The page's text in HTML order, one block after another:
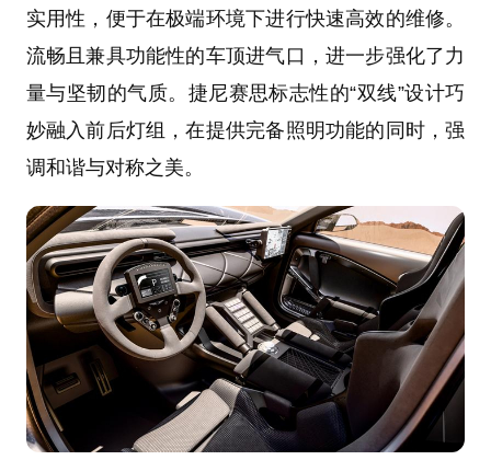
实用性，便于在极端环境下进行快速高效的维修。
流畅且兼具功能性的车顶进气口，进一步强化了力
量与坚韧的气质。捷尼赛思标志性的“双线”设计巧
妙融入前后灯组，在提供完备照明功能的同时，强
调和谐与对称之美。